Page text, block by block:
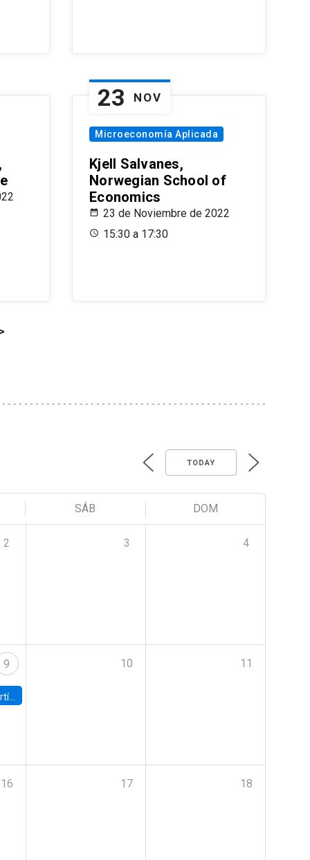
23 NOV
Microeconomía Aplicada
Kjell Salvanes,
Norwegian School of
Economics
23 de Noviembre de 2022
15:30 a 17:30
TODAY
SÁB DOM
2 3 4
9
UC
10 11
16 17 18